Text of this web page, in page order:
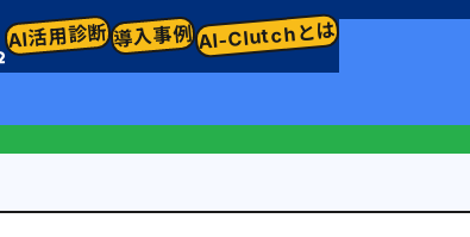
AI活用診断導入事例AI-Clutchとは